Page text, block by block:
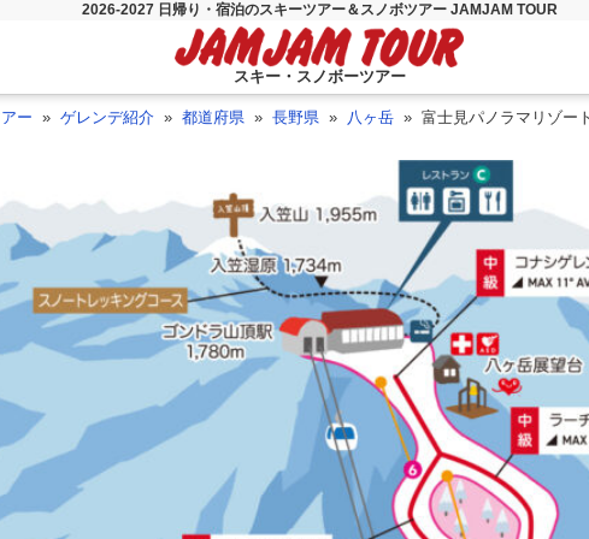
2026-2027 日帰り・宿泊のスキーツアー＆スノボツアー JAMJAM TOUR
スキー・スノボーツアー
ー ゲレンデ紹介 都道府県 長野県 八ヶ岳 富士見パノラマリゾー